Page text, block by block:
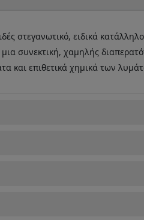
στεγανωτικό, ειδικά
συνεκτική, χαμηλής
και επιθετικά χημικά των